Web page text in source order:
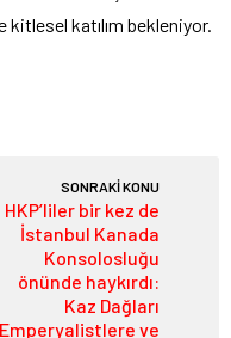
katılım bekleniyor.
SONRAKİ KONU
HKP’liler bir kez de
İstanbul Kanada
Konsolosluğu
önünde haykırdı:
Kaz Dağları
Emperyalistlere ve